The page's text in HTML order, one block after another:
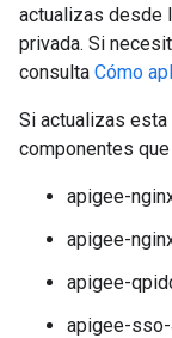
actualizas desde
privada. Si
consulta Cómo
Si actualizas
componentes
apigee-
apigee-
apigee-
apigee-sso-